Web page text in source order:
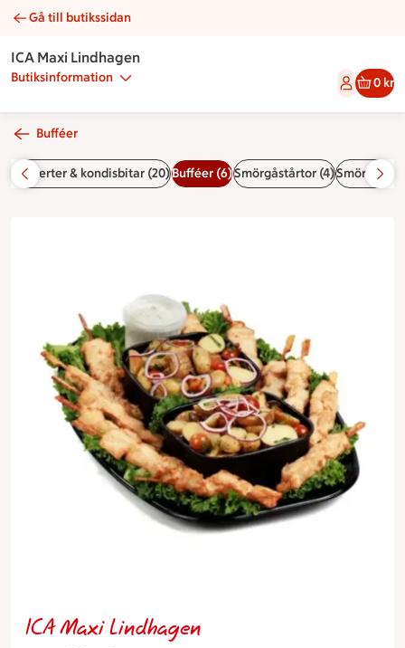
Bufféfat 2 | Catering ICA Maxi Lindhagen
Gå till butikssidan
ICA Maxi Lindhagen
Butiksinformation 0 kr
Bufféer
Desserter & kondisbitar (20)Bufféer (6)Smörgåstårtor (4)Smörgåsar
ICA Maxi Lindhagen